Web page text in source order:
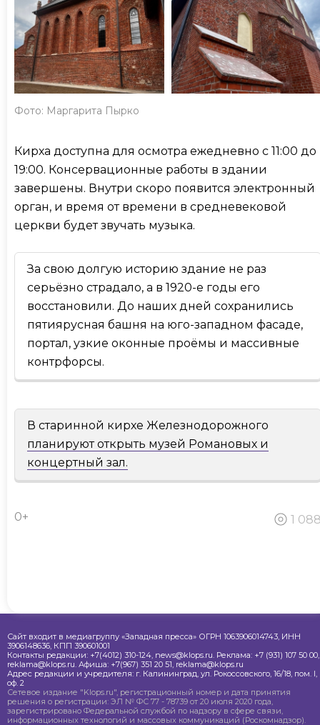
Фото: Маргарита Пырко
Кирха доступна для осмотра ежедневно с 11:00 до
19:00. Консервационные работы в здании
завершены. Внутри скоро появится электронный
орган, и время от времени в средневековой
церкви будет звучать музыка.
За свою долгую историю здание не раз
серьёзно страдало, а в 1920-е годы его
восстановили. До наших дней сохранились
пятиярусная башня на юго-западном фасаде,
портал, узкие оконные проёмы и массивные
контрфорсы.
В старинной кирхе Железнодорожного
планируют открыть музей Романовых и
концертный зал.
0+ 1
Сайт входит в медиагруппу «Западная пресса» ОГРН 1063906014743, ИНН
3906148636, КПП 390601001
Контакты редакции: +7(4012) 310-124, news@klops.ru. Реклама: +7 (931) 107 50 00,
reklama@klops.ru. Афиша: +7(967) 351 20 51, reklama@klops.ru
Адрес редакции и учредителя: г. Калининград, ул. Рокоссовского, 16/18, пом. I,
оф. 2
Сетевое издание "Klops.ru", регистрационный номер и дата принятия
решения о регистрации: ЭЛ № ФС 77 - 78739 от 20 июля 2020 года,
зарегистрировано Федеральной службой по надзору в сфере связи,
информационных технологий и массовых коммуникаций (Роскомнадзор).